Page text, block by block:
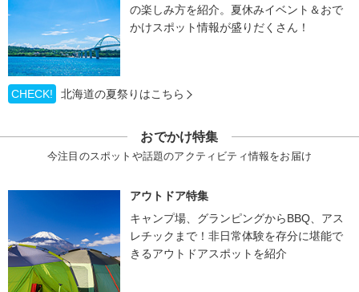
の楽しみ方を紹介。夏休みイベント＆おで
かけスポット情報が盛りだくさん！
CHECK! 北海道の夏祭りはこちら
おでかけ特集
今注目のスポットや話題のアクティビティ情報をお届け
アウトドア特集
キャンプ場、グランピングからBBQ、アス
レチックまで！非日常体験を存分に堪能で
きるアウトドアスポットを紹介